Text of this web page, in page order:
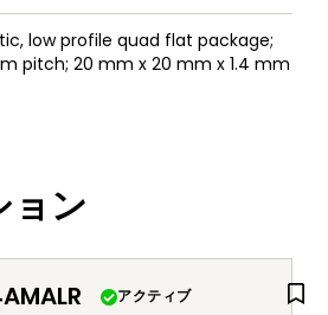
low profile quad flat package;
pitch; 20 mm x 20 mm x 1.4 mm
ョン
アクティブ